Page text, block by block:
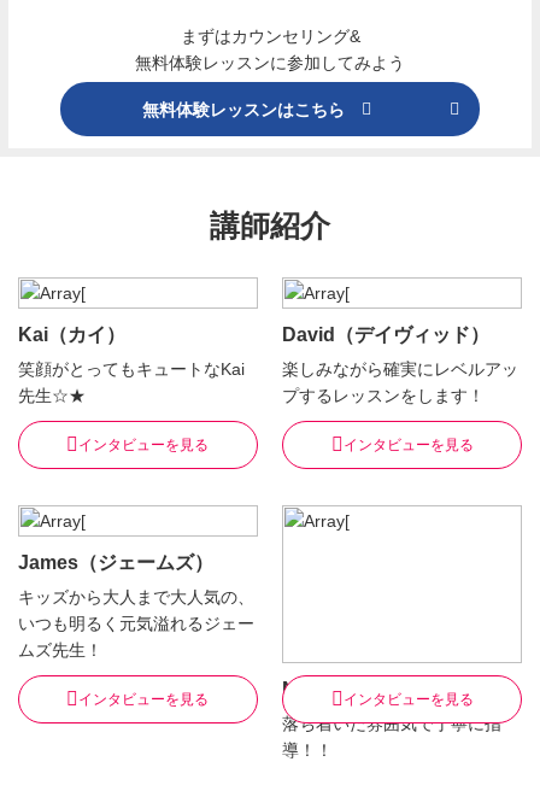
まずはカウンセリング&
無料体験レッスンに参加してみよう
無料体験レッスンはこちら
講師紹介
Kai（カイ）
笑顔がとってもキュートなKai
先生☆★
インタビューを見る
David（デイヴィッド）
楽しみながら確実にレベルアッ
プするレッスンをします！
インタビューを見る
James（ジェームズ）
キッズから大人まで大人気の、
いつも明るく元気溢れるジェー
ムズ先生！
インタビューを見る Nathan（ネイサン）
落ち着いた雰囲気で丁寧に指
導！！
インタビューを見る